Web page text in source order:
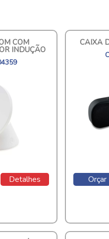
COM
INDUÇÃO
Detalhes
CAIXA
Orçar